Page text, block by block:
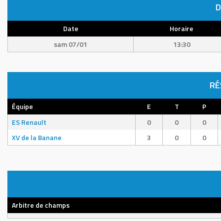
Date Horaire
sam 07/01
13:30
Équipe E T P
ES Renault
0 0 0
XV de la Banane
3 0 0
Arbitre de champs